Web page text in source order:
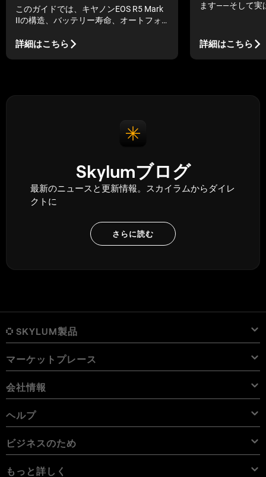
このガイドでは、キヤノンEOS R5 Mark
IIの構造、バッテリー寿命、オートフォ
更があなたの仕事をどのように前進さ
詳細はこちら
ます——そして実
詳細はこちら
Skylumブログ
最新のニュースと更新情報。スカイラムからダイレ
クトに
さらに読む
SKYLUM製品
Luminar Neo
価格
プロ ツール
使用例
代替ソフト
無料体験板
概要
iPad用 Luminar
iPhone用 Luminar
Vision Pro用 Luminar Neo
Luminar Mobile User Guide
Aperty
概要
価格
Aperty User Guide
オンライン ツール
オンライン編集ソフト
カラー パレット
マーケットプレース
プリセット
Lightroom プリセット
Luminar Neo パック
LUT
Luminar Neo LUT
Aperty LUT
オーバーレイを使用して新しいものを簡単に追加
テクスチャー
スカイオブジェクト
会社情報
会社概要
キャリア
アンバサダー
ヘルプ
サポートへのお問い合わせ
FAQs
ビジネスのため
ビジネスのため
もっと詳しく